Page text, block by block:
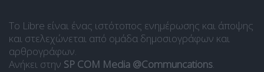
Το Libre είναι ένας ιστότοπος ενημέρωσης και άποψης
και στελεχώνεται από ομάδα δημοσιογράφων και
αρθρογράφων.
Ανήκει στην SP COM Media @Communcations.